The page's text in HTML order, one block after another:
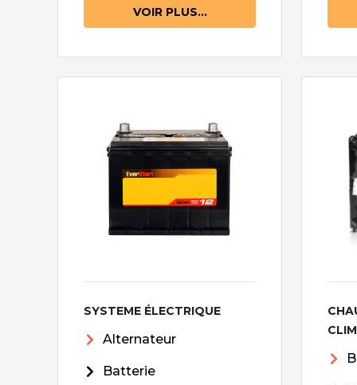
VOIR PLUS...
SYSTEME ÉLECTRIQUE
Alternateur
Batterie